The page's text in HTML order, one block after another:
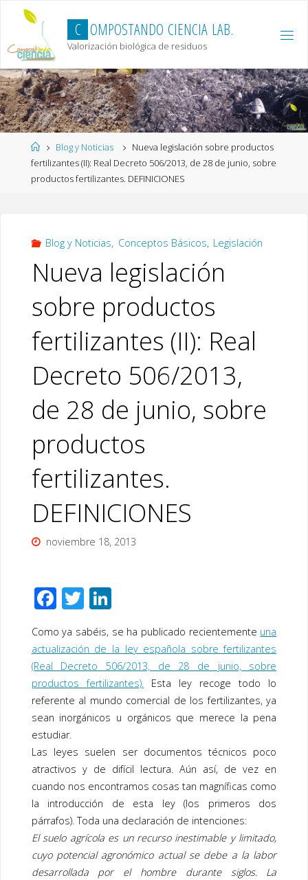
content
C OMPOSTANDO CIENCIA LAB.
Valorización biológica de residuos
HomeBlog y Noticias
Nueva legislación sobre productos
fertilizantes (II): Real Decreto 506/2013, de 28 de junio, sobre
productos fertilizantes. DEFINICIONES
Blog y Noticias, Conceptos Básicos, Legislación
Nueva legislación
sobre productos
fertilizantes (II): Real
Decreto 506/2013,
de 28 de junio, sobre
productos
fertilizantes.
DEFINICIONES
noviembre 18, 2013
F
e
b
o
o
k
T
wi
tt
er
Li
k
e
dI
n
Como ya sabéis, se ha publicado recientemente una
actualización de la ley española sobre fertilizantes
(Real Decreto 506/2013, de 28 de junio, sobre
productos fertilizantes).Esta ley recoge todo lo
referente al mundo comercial de los fertilizantes, ya
sean inorgánicos u orgánicos que merece la pena
estudiar.
Las leyes suelen ser documentos técnicos poco
atractivos y de difícil lectura. Aún así, de vez en
cuando nos encontramos cosas tan magníficas como
la introducción de esta ley(los primeros dos
párrafos). Toda una declaración de intenciones:
El suelo agrícola es un recurso inestimable y limitado,
cuyo potencial agronómico actual se debe a la labor
desarrollada por el hombre durante siglos.La